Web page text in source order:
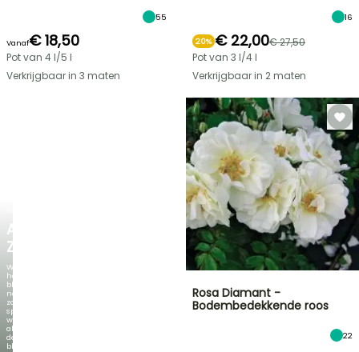
AGAPANTHUS
ZAMBEZI
Wanneer
het
blad
net
zo
spectaculair
wordt
als
de
bloei!
55
Vanaf€ 18,50
Pot van 4 l/5 l
Verkrijgbaar in 3 maten
16
20% € 22,00€ 27,50
Pot van 3 l/4 l
Verkrijgbaar in 2 maten
Rosa Diamant -
Bodembedekkende roos
22